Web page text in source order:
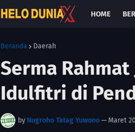
HOME
Beranda Daerah
Serma
Idulfitri di
by Nugroho Tatag Yuwono— Maret